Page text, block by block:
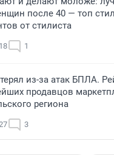
после 40 — топ
от стилиста
1
из-за атак БПЛА.
продавцов
региона
3